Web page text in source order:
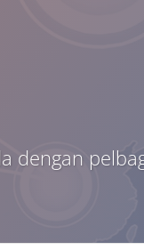
dengan